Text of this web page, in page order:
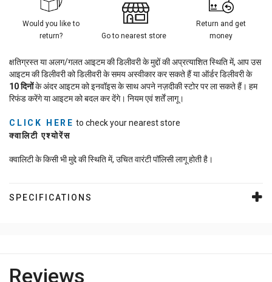
Would you like to
return?
Go to nearest store
Return and get
money
क्षतिग्रस्त या अलग/गलत आइटम की डिलीवरी के मुद्दों की अप्रत्याशित स्थिति में, आप उस
आइटम की डिलीवरी को डिलीवरी के समय अस्वीकार कर सकते हैं या ऑर्डर डिलीवरी के
10दिनोंके अंदर आइटम को इनवॉइस के साथ अपने नज़दीकी स्टोर पर ला सकते हैं। हम
रिफंड करेंगे या आइटम को बदल कर देंगे। नियम एवं शर्तें लागू।
CLICK HERE to check your nearest store
क्वालिटी एश्योरेंस
क्वालिटी के किसी भी मुद्दे की स्थिति में, उचित वारंटी पॉलिसी लागू होती है।
SPECIFICATIONS
Reviews